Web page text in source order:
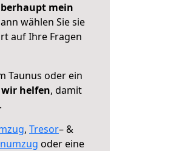
mein
wählen Sie sie
auf Ihre Fragen
Taunus oder ein
wir helfen, damit
, Tresor– &
oder eine